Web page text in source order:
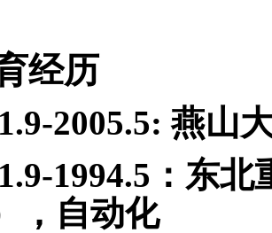
经历
2005.5: 燕山
1994.5 ：东
，自动化